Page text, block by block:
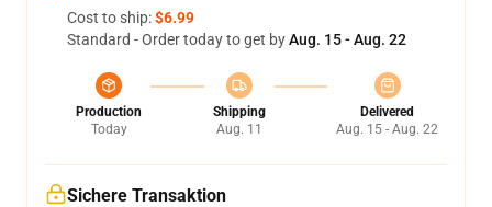
Cost to ship:$6.99
Standard - Order today to get byAug. 15 - Aug. 22
Production
Today
Shipping
Aug. 11
Delivered
Aug. 15 - Aug. 22
Sichere Transaktion